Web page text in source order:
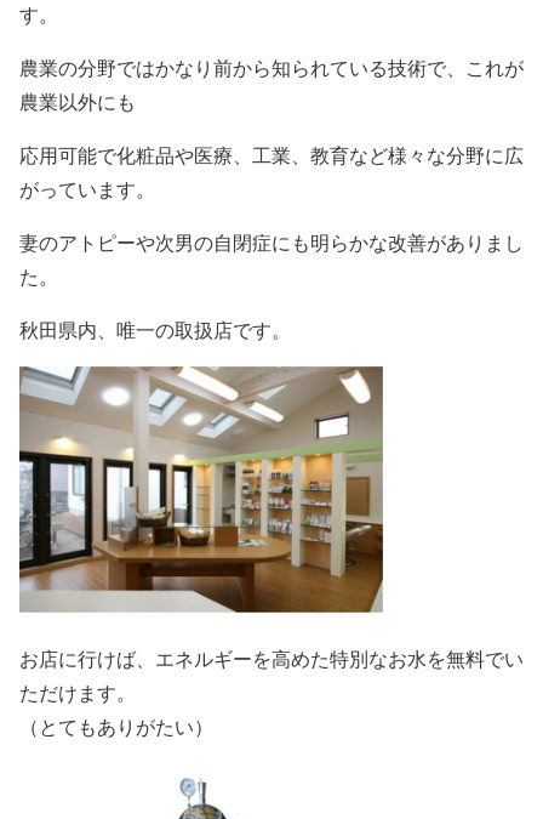
す。
農業の分野ではかなり前から知られている技術で、これが
農業以外にも
応用可能で化粧品や医療、工業、教育など様々な分野に広
がっています。
妻のアトピーや次男の自閉症にも明らかな改善がありまし
た。
秋田県内、唯一の取扱店です。
お店に行けば、エネルギーを高めた特別なお水を無料でい
ただけます。
（とてもありがたい）